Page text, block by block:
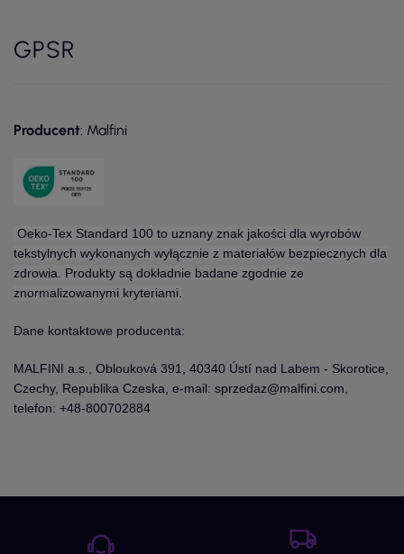
GPSR
Producent: Malfini
Oeko-Tex Standard 100 to uznany znak jakości dla wyrobów
tekstylnych wykonanych wyłącznie z materiałów bezpiecznych dla
zdrowia. Produkty są dokładnie badane zgodnie ze
znormalizowanymi kryteriami.
Dane kontaktowe producenta:
MALFINI a.s., Oblouková 391, 40340 Ústí nad Labem - Skorotice,
Czechy, Republika Czeska, e-mail: sprzedaz@malfini.com,
telefon: +48-800702884